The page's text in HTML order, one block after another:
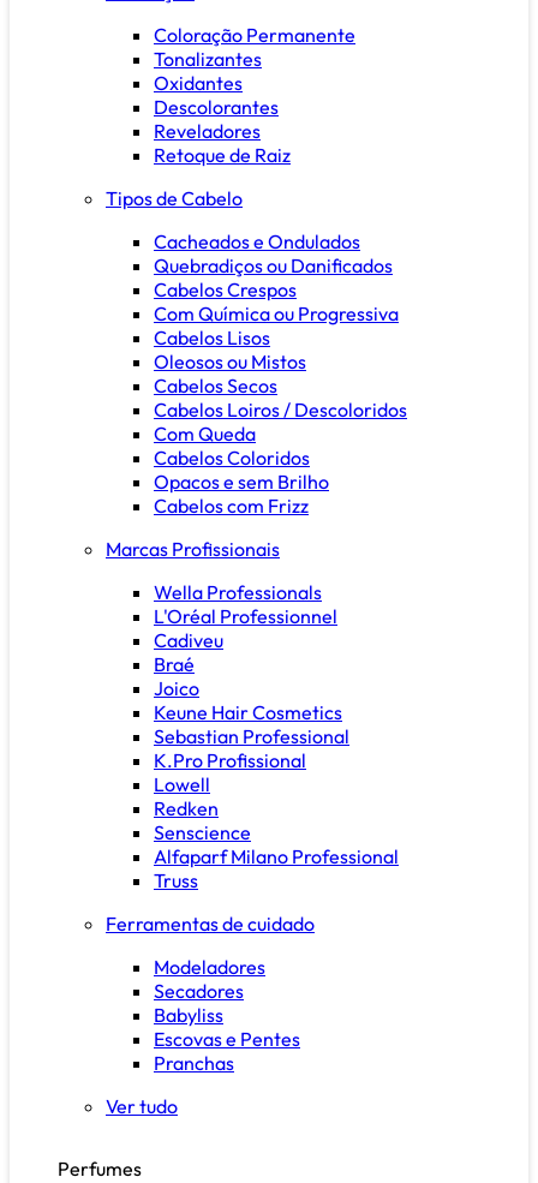
Coloração Permanente
Tonalizantes
Oxidantes
Descolorantes
Reveladores
Retoque de Raiz
Tipos de Cabelo
Cacheados e Ondulados
Quebradiços ou Danificados
Cabelos Crespos
Com Química ou Progressiva
Cabelos Lisos
Oleosos ou Mistos
Cabelos Secos
Cabelos Loiros / Descoloridos
Com Queda
Cabelos Coloridos
Opacos e sem Brilho
Cabelos com Frizz
Marcas Profissionais
Wella Professionals
L'Oréal Professionnel
Cadiveu
Braé
Joico
Keune Hair Cosmetics
Sebastian Professional
K.Pro Profissional
Lowell
Redken
Senscience
Alfaparf Milano Professional
Truss
Ferramentas de cuidado
Modeladores
Secadores
Babyliss
Escovas e Pentes
Pranchas
Ver tudo
Perfumes